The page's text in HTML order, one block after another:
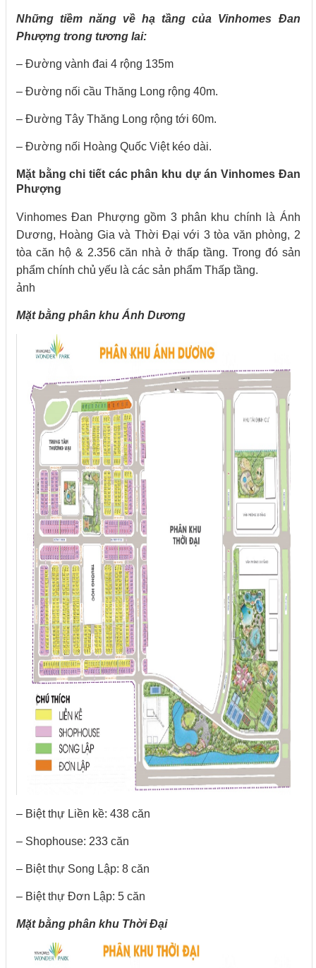
Những tiềm năng về hạ tầng của Vinhomes Đan
Phượng trong tương lai:
– Đường vành đai 4 rộng 135m
– Đường nối cầu Thăng Long rộng 40m.
– Đường Tây Thăng Long rộng tới 60m.
– Đường nối Hoàng Quốc Việt kéo dài.
Mặt bằng chi tiết các phân khu dự án Vinhomes Đan
Phượng
Vinhomes Đan Phượng gồm 3 phân khu chính là Ánh
Dương, Hoàng Gia và Thời Đại với 3 tòa văn phòng, 2
tòa căn hộ & 2.356 căn nhà ở thấp tầng. Trong đó sản
phẩm chính chủ yếu là các sản phẩm Thấp tầng.
ảnh
Mặt bằng phân khu Ánh Dương
– Biệt thự Liền kề: 438 căn
– Shophouse: 233 căn
– Biệt thự Song Lập: 8 căn
– Biệt thự Đơn Lập: 5 căn
Mặt bằng phân khu Thời Đại